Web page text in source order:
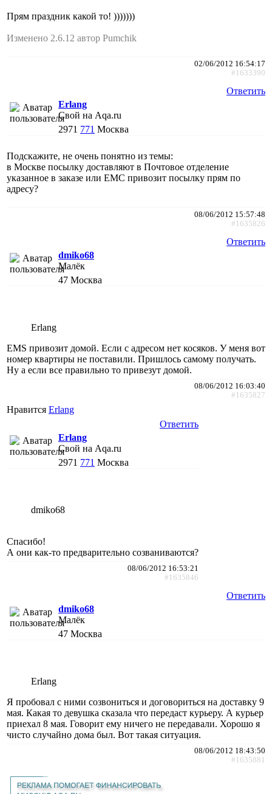
Прям праздник какой то! )))))))
Изменено 2.6.12 автор Pumchik
02/06/2012 16:54:17
#1633390
Ответить
Erlang
Свой на Aqa.ru
2971 771 Москва
Подскажите, не очень понятно из темы:
в Москве посылку доставляют в Почтовое отделение
указанное в заказе или ЕМС привозит посылку прям по
адресу?
08/06/2012 15:57:48
#1635826
Ответить
dmiko68
Малёк
47 Москва
Erlang
EMS привозит домой. Если с адресом нет косяков. У меня вот
номер квартиры не поставили. Пришлось самому получать.
Ну а если все правильно то привезут домой.
08/06/2012 16:03:40
#1635827
Нравится Erlang
Ответить
Erlang
Свой на Aqa.ru
2971 771 Москва
dmiko68
Спасибо!
А они как-то предварительно созваниваются?
08/06/2012 16:53:21
#1635846
Ответить
dmiko68
Малёк
47 Москва
Erlang
Я пробовал с ними созвониться и договориться на доставку 9
мая. Какая то девушка сказала что передаст курьеру. А курьер
приехал 8 мая. Говорит ему ничего не передавали. Хорошо я
чисто случайно дома был. Вот такая ситуация.
08/06/2012 18:43:50
#1635881